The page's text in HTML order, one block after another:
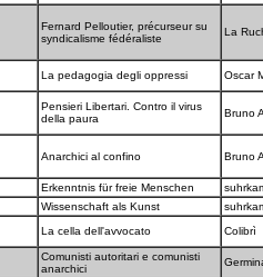
Fernard Pelloutier, précurseur su
syndicalisme fédéraliste
La
La pedagogia degli oppressi Oscar
Pensieri Libertari. Contro il virus
della paura
Bruno
Anarchici al confino Bruno
Erkenntnis für freie Menschen
Wissenschaft als Kunst
La cella dell'avvocato Colibrì
Comunisti autoritari e comunisti
anarchici